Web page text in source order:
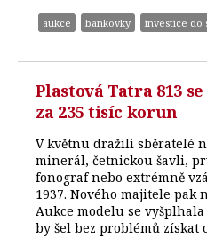
aukce bankovky investice do
Plastová Tatra 813
za 235 tisíc korun
V květnu dražili sběratelé
minerál, četnickou šavli,
fonograf nebo extrémně
1937. Nového majitele pak
Aukce modelu se
by šel bez problémů získat